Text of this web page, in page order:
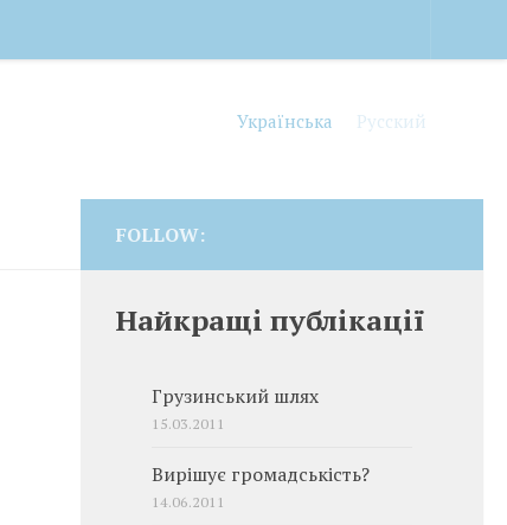
Українська Русский
FOLLOW:
Найкращі публікації
Грузинський шлях
15.03.2011
Вирішує громадськість?
14.06.2011